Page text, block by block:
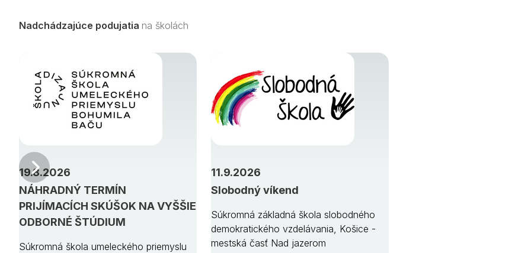
Nadchádzajúce podujatia na školách
NÁHRADNÝ TERMÍN
PRIJÍMACÍCH SKÚŠOK NA VYŠŠIE
ODBORNÉ ŠTÚDIUM
19.8.2026
Súkromná škola umeleckého priemyslu
Slobodný víkend
11.9.2026
Súkromná základná škola slobodného
demokratického vzdelávania, Košice -
mestská časť Nad jazerom
Predchádzajúci